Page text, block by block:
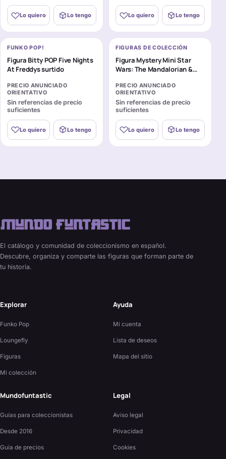
Lo quiero Lo tengo Lo quiero Lo tengo
FUNKO POP!
Figura Bitty POP Five Nights
At Freddys surtido
PRECIO ANUNCIADO
ORIENTATIVO
Sin referencias de precio
suficientes
Lo quiero Lo tengo
FIGURAS DE COLECCIÓN
Figura Mystery Mini Star
Wars: The Mandalorian &
PRECIO ANUNCIADO
ORIENTATIVO
Sin referencias de precio
suficientes
Lo quiero Lo tengo
El catálogo y comunidad de coleccionismo en español.
Descubre, organiza y comparte las figuras que forman parte de
tu historia.
Explorar
Funko Pop
Loungefly
Figuras
Mi colección
Ayuda
Mi cuenta
Lista de deseos
Mapa del sitio
Mundofuntastic
Guías para coleccionistas
Desde 2016
Guía de precios
Legal
Aviso legal
Privacidad
Cookies